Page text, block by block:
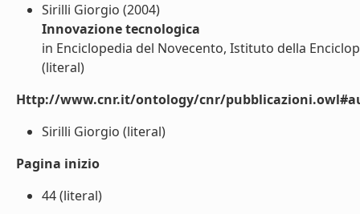
Sirilli Giorgio (2004)
Innovazione tecnologica
in Enciclopedia del Novecento, Istituto della
(literal)
Http://www.cnr.it/ontology/cnr/
Sirilli Giorgio (literal)
Pagina inizio
44 (literal)